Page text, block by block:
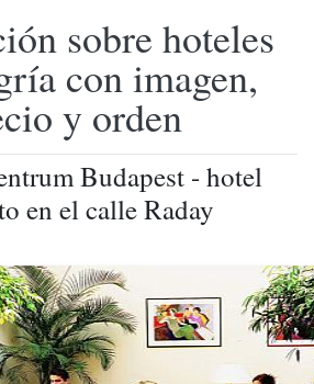
sobre hoteles
con imagen,
y orden
Budapest - hotel
en el calle Raday